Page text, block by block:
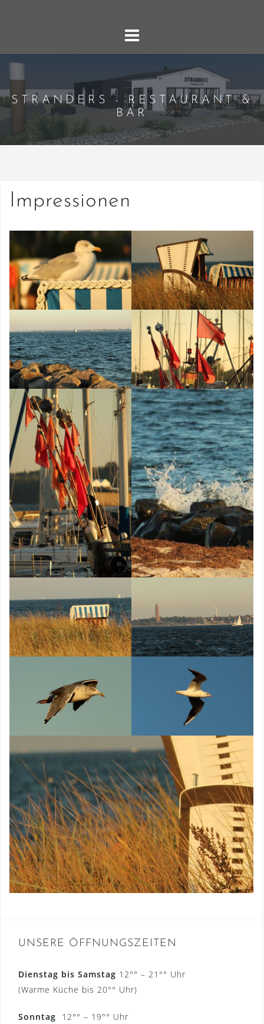
STRANDERS - RESTAURANT &
BAR
Impressionen
UNSERE ÖFFNUNGSZEITEN
Dienstag bis Samstag 12°° – 21°° Uhr
(Warme Küche bis 20°° Uhr)
Sonntag 12°° – 19°° Uhr